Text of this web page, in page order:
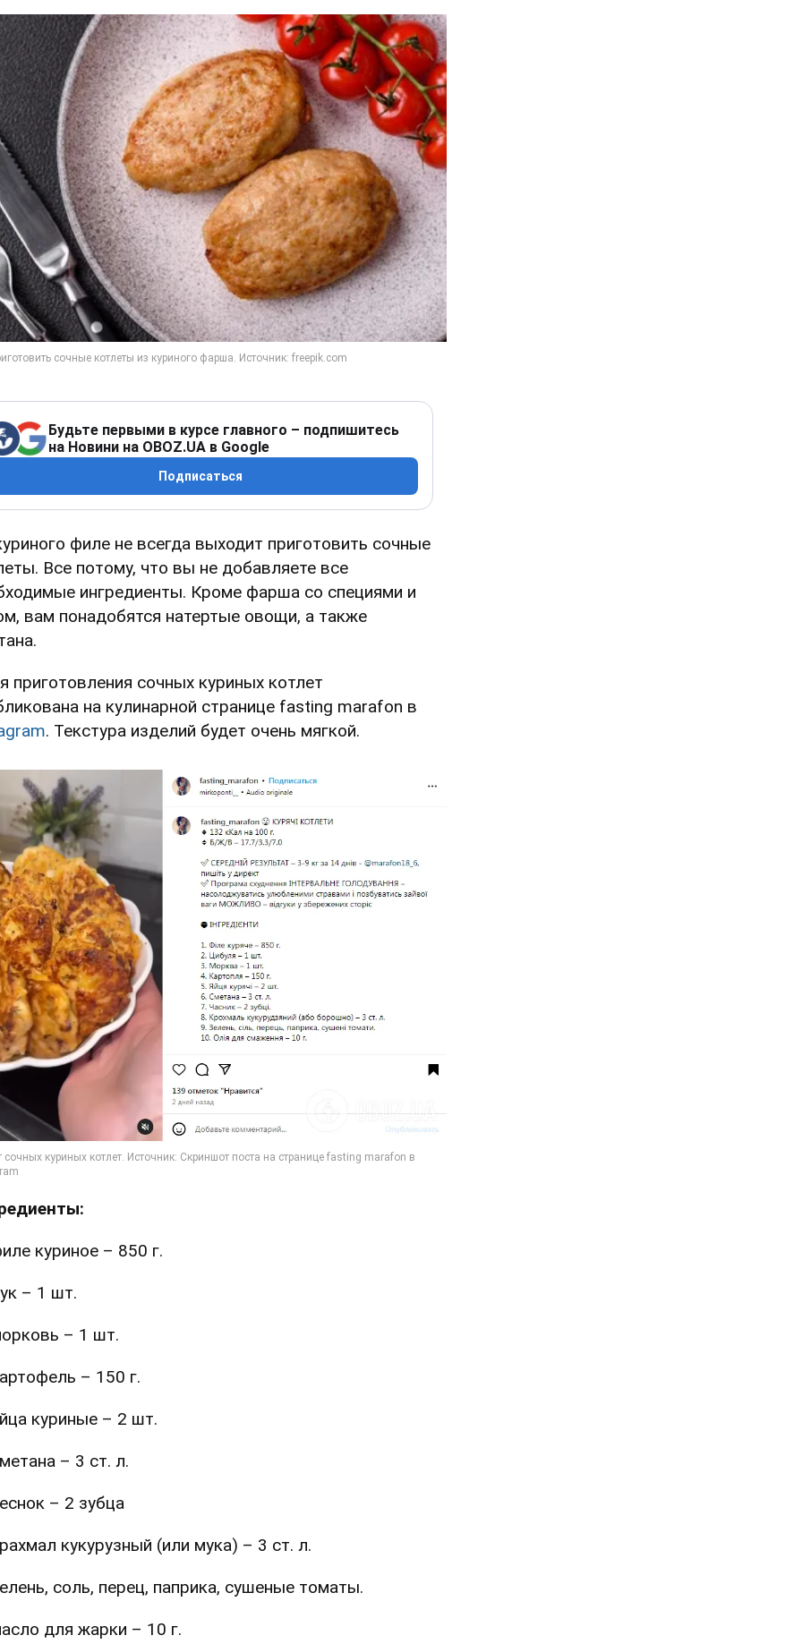
Будьте первыми в курсе главного – подпишитесь
на Новини на OBOZ.UA в Google
Подписаться
филе не всегда выходит приготовить сочные
Все потому, что вы не добавляете все
ингредиенты. Кроме фарша со специями и
вам понадобятся натертые овощи, а также
приготовления сочных куриных котлет
на кулинарной странице fasting marafon в
. Текстура изделий будет очень мягкой.
куриное – 850 г.
– 1 шт.
– 1 шт.
– 150 г.
куриные – 2 шт.
– 3 ст. л.
– 2 зубца
кукурузный (или мука) – 3 ст. л.
соль, перец, паприка, сушеные томаты.
для жарки – 10 г.